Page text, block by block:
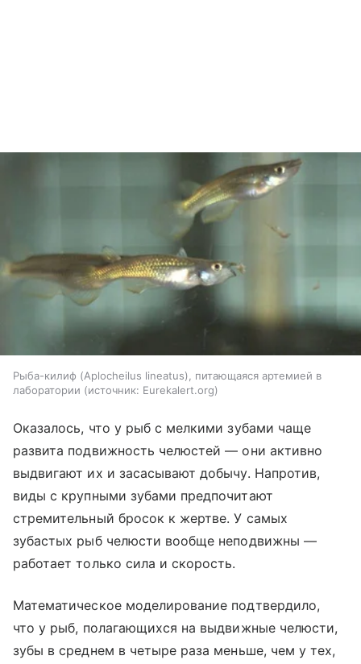
Рыба-килиф (Aplocheilus lineatus), питающаяся артемией в
лаборатории
источник: Eurekalert.org
Оказалось, что у рыб с мелкими зубами чаще
развита подвижность челюстей — они активно
выдвигают их и засасывают добычу. Напротив,
виды с крупными зубами предпочитают
стремительный бросок к жертве. У самых
зубастых рыб челюсти вообще неподвижны —
работает только сила и скорость.
Математическое моделирование подтвердило,
что у рыб, полагающихся на выдвижные челюсти,
зубы в среднем в четыре раза меньше, чем у тех,